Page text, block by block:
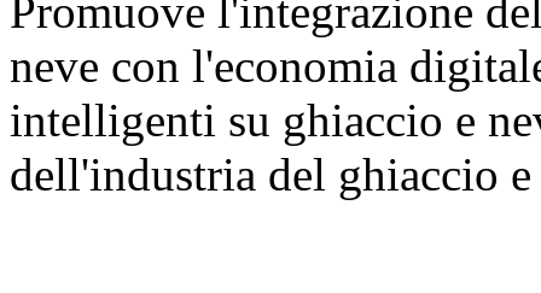
Promuove l'integrazione
neve con l'economia
intelligenti su ghiaccio e
dell'industria del ghiaccio